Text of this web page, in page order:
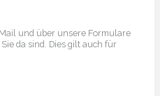
und über unsere Formulare
da sind. Dies gilt auch für